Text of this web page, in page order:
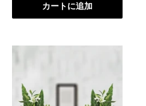
カートに追加